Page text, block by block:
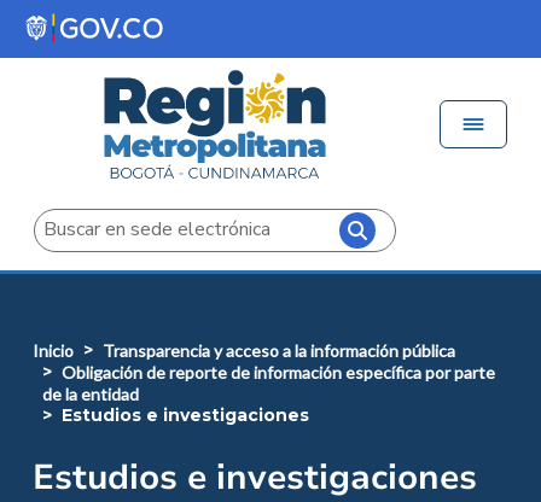
Pasar al contenido principal
Buscar
inicio
transparencia y acceso a la información pública
obligación de reporte de información específica por parte
de la entidad
estudios e investigaciones
Estudios e investigaciones